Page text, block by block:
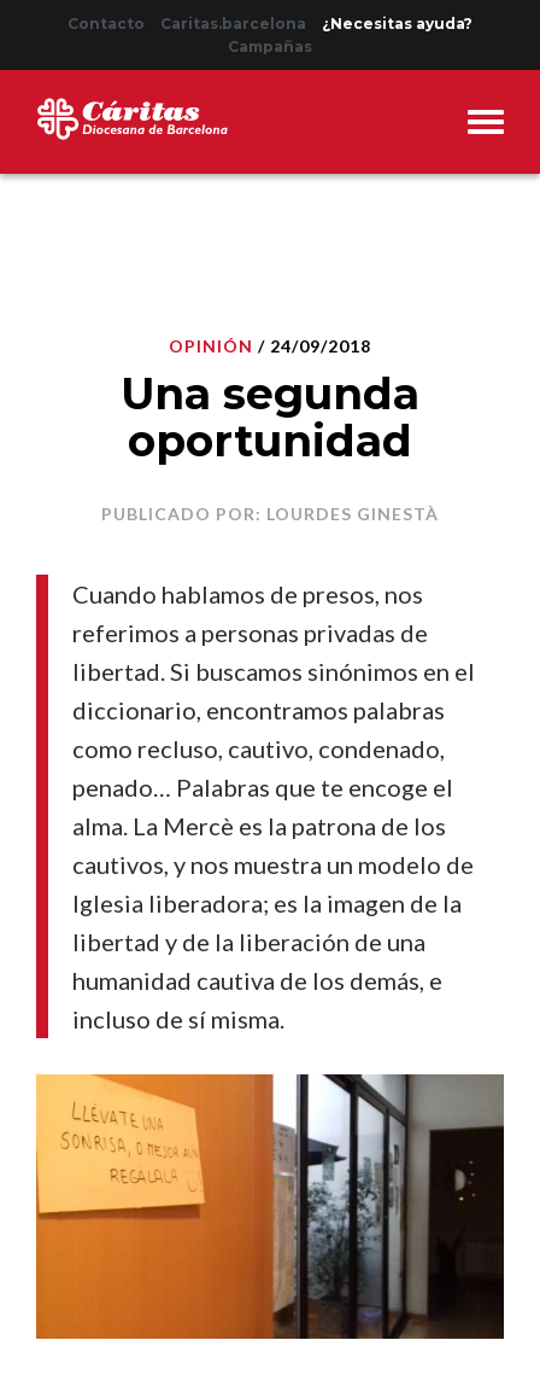
Contacto Caritas.barcelona
¿Necesitas ayuda?
Campañas
OPINIÓN / 24/09/2018
Una segunda
oportunidad
PUBLICADO POR: LOURDES GINESTÀ
Cuando hablamos de presos, nos
referimos a personas privadas de
libertad. Si buscamos sinónimos en el
diccionario, encontramos palabras
como recluso, cautivo, condenado,
penado… Palabras que te encoge el
alma. La Mercè es la patrona de los
cautivos, y nos muestra un modelo de
Iglesia liberadora; es la imagen de la
libertad y de la liberación de una
humanidad cautiva de los demás, e
incluso de sí misma.